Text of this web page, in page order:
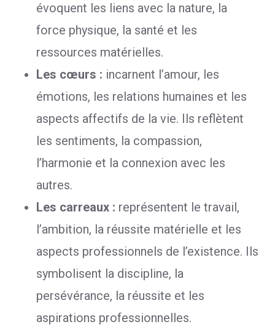
évoquent les liens avec la nature, la
force physique, la santé et les
ressources matérielles.
Les cœurs : incarnent l’amour, les
émotions, les relations humaines et les
aspects affectifs de la vie. Ils reflètent
les sentiments, la compassion,
l’harmonie et la connexion avec les
autres.
Les carreaux : représentent le travail,
l’ambition, la réussite matérielle et les
aspects professionnels de l’existence. Ils
symbolisent la discipline, la
persévérance, la réussite et les
aspirations professionnelles.